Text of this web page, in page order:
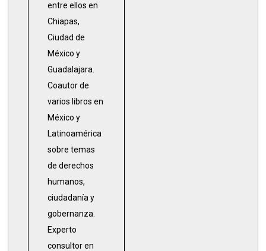
entre ellos en
Chiapas,
Ciudad de
México y
Guadalajara.
Coautor de
varios libros en
México y
Latinoamérica
sobre temas
de derechos
humanos,
ciudadanía y
gobernanza.
Experto
consultor en